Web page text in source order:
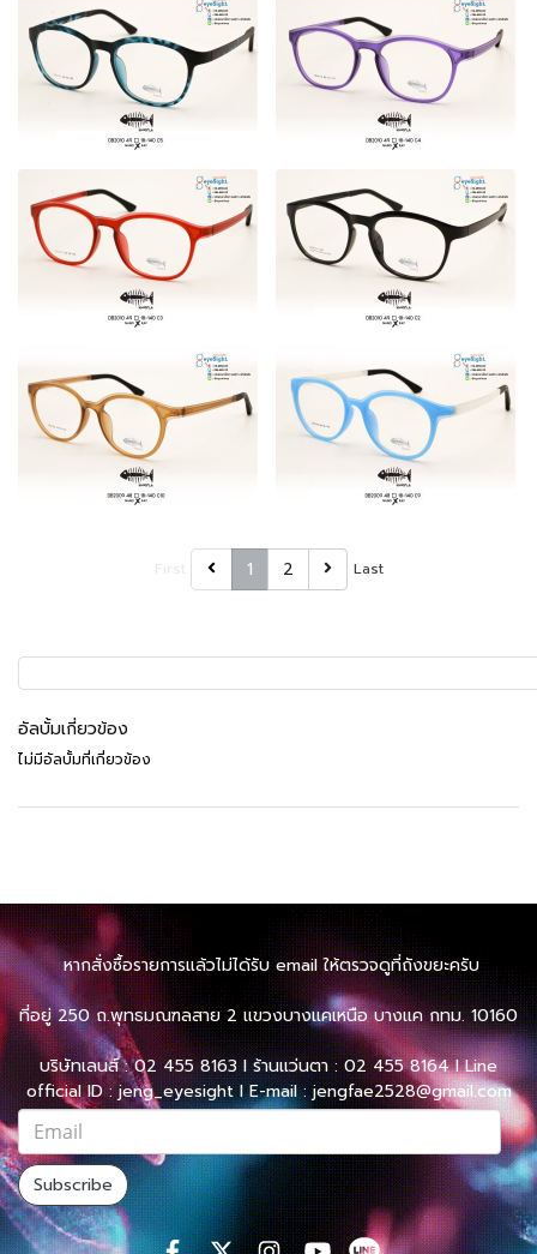
1 2 Last
อัลบั้มเกี่ยวข้อง
ไม่มีอัลบั้มที่เกี่ยวข้อง
หากสั่งซื้อรายการแล้วไม่ได้รับ email ให้ตรวจดูที่ถังขยะครับ
ที่อยู่ 250 ถ.พุทธมณฑลสาย 2 แขวงบางแคเหนือ บางแค กทม. 10160
บริษัทเลนส์ : 02 455 8163 l ร้านแว่นตา : 02 455 8164 l Line
official ID : jeng_eyesight l E-mail : jengfae2528@gmail.com
Subscribe